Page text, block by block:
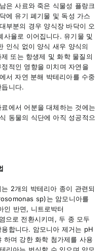
은 사료와 죽은 식물성 플랑크
에 유기 폐기물 및 독성 가스
부분의 경우 양식장 바닥이 오
사율로 이어집니다. 유기물 및
인식 없이 양식 새우 양식의
또는 항생제 및 화학 물질의
적인 영향을 미치며 자연을
서 자연 분해 박테리아를 수중
니다.
에서 어분을 대체하는 것에는
동물의 식단에 아직 성공적으
2개의 박테리아 종이 관련되
sp)는 암모니아를
인 반면, 니트로박터
으로 전환시키며, 두 종 모두
합니다. 암모니아 제거는 pH
하며 강한 화학 첨가제를 사용